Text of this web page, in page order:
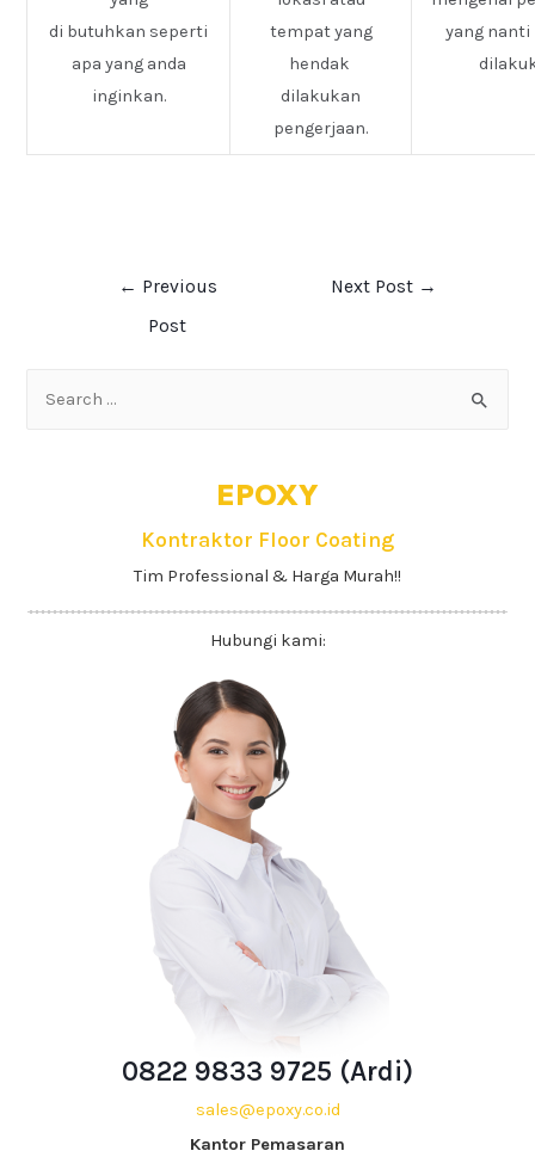
di butuhkan seperti
apa yang anda
inginkan.
tempat yang
hendak
dilakukan
pengerjaan.
yang nanti
← Previous
Post
Next Post →
EPOXY
Kontraktor Floor Coating
Tim Professional & Harga Murah!!
Hubungi kami:
0822 9833 9725 (Ardi)
sales@epoxy.co.id
Kantor Pemasaran